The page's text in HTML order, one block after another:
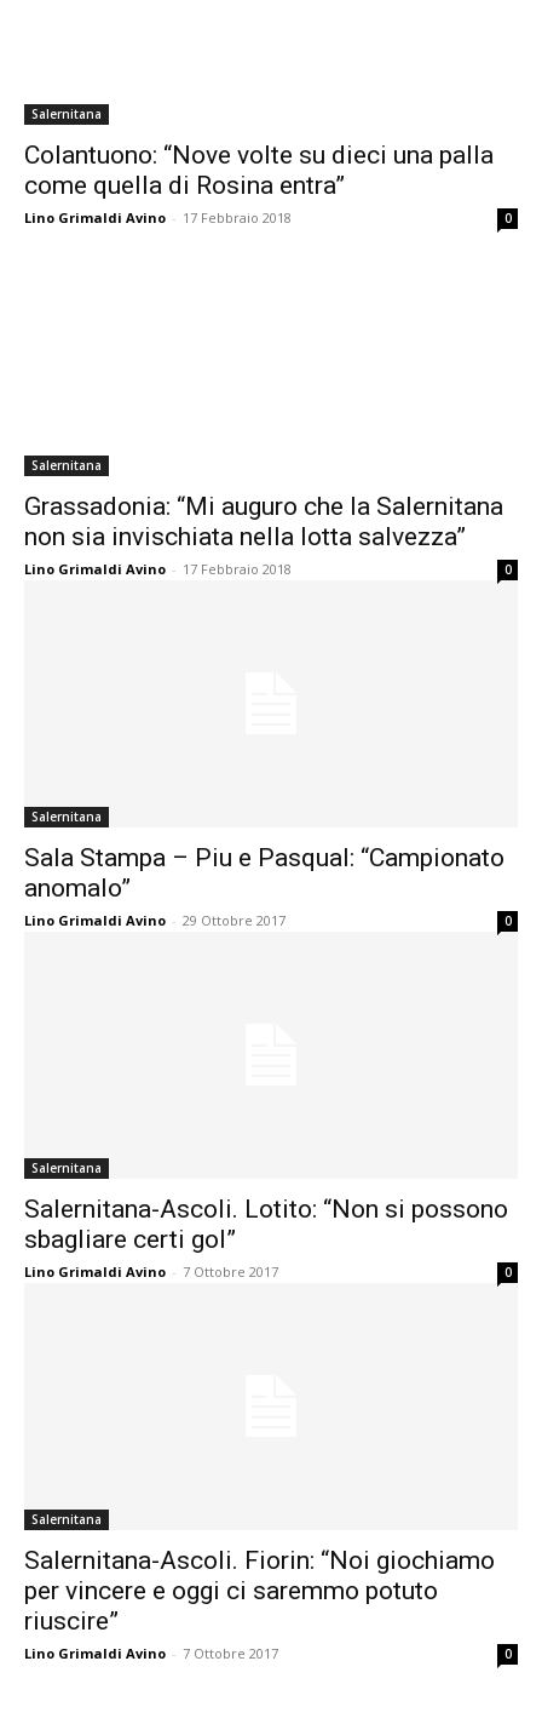
Salernitana
Colantuono: “Nove volte su dieci una palla
come quella di Rosina entra”
Lino Grimaldi Avino - 17 Febbraio 2018 0
Salernitana
Grassadonia: “Mi auguro che la Salernitana
non sia invischiata nella lotta salvezza”
Lino Grimaldi Avino - 17 Febbraio 2018 0
Salernitana
Sala Stampa – Piu e Pasqual: “Campionato
anomalo”
Lino Grimaldi Avino - 29 Ottobre 2017 0
Salernitana
Salernitana-Ascoli. Lotito: “Non si possono
sbagliare certi gol”
Lino Grimaldi Avino - 7 Ottobre 2017 0
Salernitana
Salernitana-Ascoli. Fiorin: “Noi giochiamo
per vincere e oggi ci saremmo potuto
riuscire”
Lino Grimaldi Avino - 7 Ottobre 2017 0